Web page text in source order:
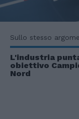
Sullo stesso
L'industria
obiettivo
Nord